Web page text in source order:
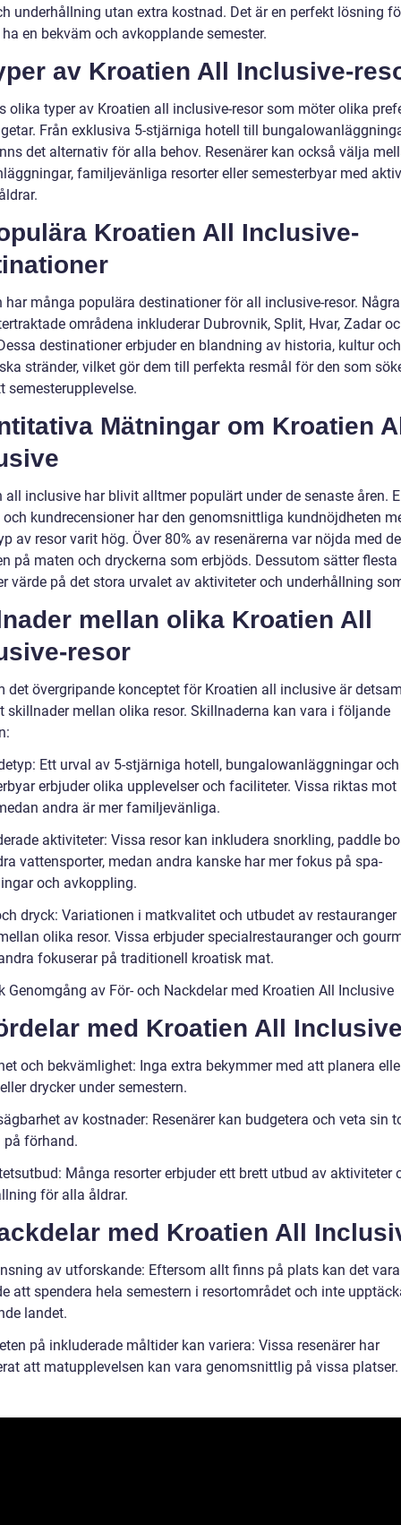
underhållning utan extra kostnad. Det är en perfekt lösning
en bekväm och avkopplande semester.
av Kroatien All Inclusive-
olika typer av Kroatien all inclusive-resor som möter olika
Från exklusiva 5-stjärniga hotell till
det alternativ för alla behov. Resenärer kan också välja
familjevänliga resorter eller semesterbyar med
Kroatien All Inclusive-
har många populära destinationer för all inclusive-resor.
områdena inkluderar Dubrovnik, Split, Hvar, Zadar
destinationer erbjuder en blandning av historia, kultur och
stränder, vilket gör dem till perfekta resmål för den som
semesterupplevelse.
Mätningar om Kroatien
all inclusive har blivit alltmer populärt under de senaste åren.
kundrecensioner har den genomsnittliga kundnöjdheten
av resor varit hög. Över 80% av resenärerna var nöjda med
på maten och dryckerna som erbjöds. Dessutom sätter flesta
värde på det stora urvalet av aktiviteter och underhållning
mellan olika Kroatien All
resor
det övergripande konceptet för Kroatien all inclusive är
skillnader mellan olika resor. Skillnaderna kan vara i följande
Ett urval av 5-stjärniga hotell, bungalowanläggningar och
erbjuder olika upplevelser och faciliteter. Vissa riktas mot
andra är mer familjevänliga.
aktiviteter: Vissa resor kan inkludera snorkling, paddle
vattensporter, medan andra kanske har mer fokus på spa-
och avkoppling.
dryck: Variationen i matkvalitet och utbudet av restauranger
olika resor. Vissa erbjuder specialrestauranger och
fokuserar på traditionell kroatisk mat.
Genomgång av För- och Nackdelar med Kroatien All Inclusive
med Kroatien All
och bekvämlighet: Inga extra bekymmer med att planera
drycker under semestern.
av kostnader: Resenärer kan budgetera och veta sin
på förhand.
Många resorter erbjuder ett brett utbud av aktiviteter
för alla åldrar.
med Kroatien All
av utforskande: Eftersom allt finns på plats kan det vara
att spendera hela semestern i resortområdet och inte
landet.
på inkluderade måltider kan variera: Vissa resenärer har
att matupplevelsen kan vara genomsnittlig på vissa platser.